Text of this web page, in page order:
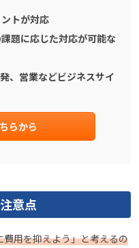
トが対応
題に応じた対応が可能な
、営業などビジネスサイ
らから
意点
費用を抑えよう」と考えるの